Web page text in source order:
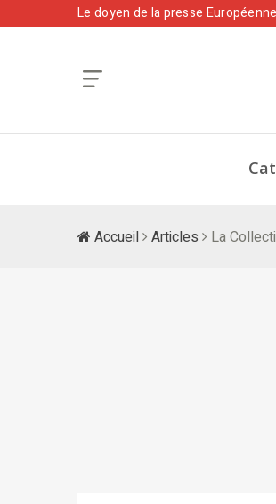
Le doyen de la presse Européenne
Accueil Articles La